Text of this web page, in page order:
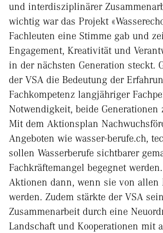
und interdisziplinärer
wichtig war das Projekt
Fachleuten eine Stimme gab und
Engagement, Kreativität und
in der nächsten Generation steckt.
der VSA die Bedeutung der
Fachkompetenz langjähriger
Notwendigkeit, beide Generationen
Mit dem Aktionsplan
Angeboten wie wasser-berufe.ch,
sollen Wasserberufe sichtbarer
Fachkräftemangel begegnet
Aktionen dann, wenn sie von allen
werden. Zudem stärkte der VSA
Zusammenarbeit durch eine
Landschaft und Kooperationen mit